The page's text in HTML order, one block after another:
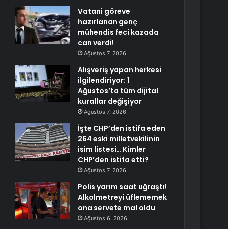
Vatani göreve
hazırlanan genç
mühendis feci kazada
can verdi!
Ağustos 7, 2026
Alışveriş yapan herkesi
ilgilendiriyor: 1
Ağustos’ta tüm dijital
kurallar değişiyor
Ağustos 7, 2026
İşte CHP’den istifa eden
264 eski milletvekilinin
isim listesi… Kimler
CHP’den istifa etti?
Ağustos 7, 2026
Polis yarım saat uğraştı!
Alkolmetreyi üflememek
ona servete mal oldu
Ağustos 6, 2026